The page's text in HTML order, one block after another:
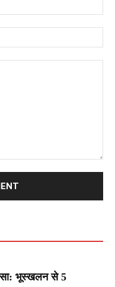
भूस्खलन से 5